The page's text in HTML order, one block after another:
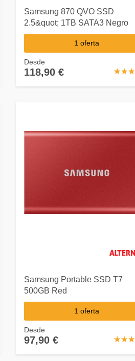
Samsung 870 QVO SSD
2.5&quot; 1TB SATA3 Negro
1 oferta
☆☆☆
★★★
Desde
118,90 €
Samsung Portable SSD T7
500GB Red
1 oferta
☆☆☆
★★★
Desde
97,90 €